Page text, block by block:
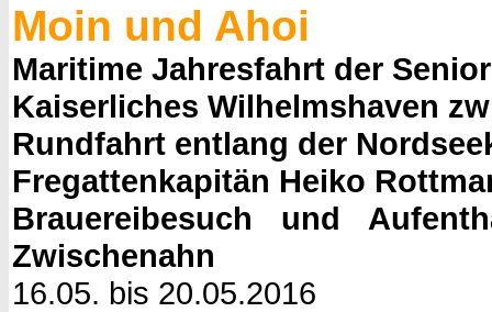
Moin und Ahoi
Maritime Jahresfahrt der
Kaiserliches Wilhelmshaven
Rundfahrt entlang der
Fregattenkapitän Heiko
Brauereibesuch und
Zwischenahn
16.05. bis 20.05.2016